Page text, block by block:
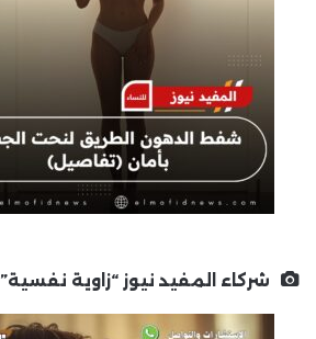
شركاء المفيد نيوز “زاوية نفسية”